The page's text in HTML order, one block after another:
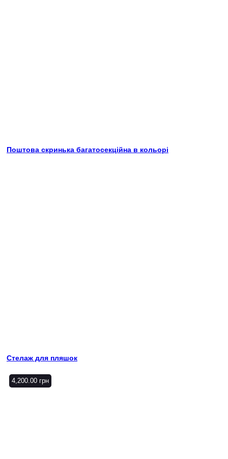
Поштова скринька багатосекційна в кольорі
Стелаж для пляшок
4,200.00 грн